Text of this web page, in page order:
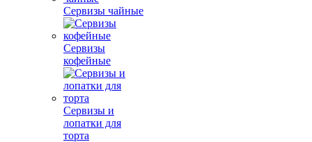
Сервизы чайные
Сервизы
кофейные
Сервизы и
лопатки для
торта